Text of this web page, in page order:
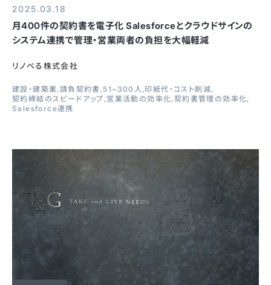
2025.03.18
月400件の契約書を電子化 Salesforceとクラウドサインの
システム連携で管理・営業両者の負担を大幅軽減
リノベる株式会社
建設・建築業 請負契約書 51~300人 印紙代・コスト削減
契約締結のスピードアップ 営業活動の効率化 契約書管理の効率化
Salesforce連携